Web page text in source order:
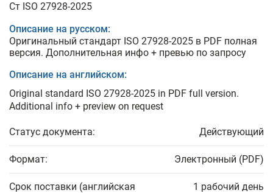
Ст ISO 27928-2025
Описание на русском:
Оригинальный стандарт ISO 27928-2025 в PDF полная
версия. Дополнительная инфо + превью по запросу
Описание на английском:
Original standard ISO 27928-2025 in PDF full version.
Additional info + preview on request
Статус документа: Действующий
Формат: Электронный (PDF)
Срок поставки (английская
1 рабочий день